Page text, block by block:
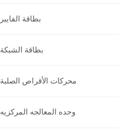
بطاقة الفايبر
بطاقة الشبكة
محركات الأقراص الصلبة
وحده المعالجه المركزيه